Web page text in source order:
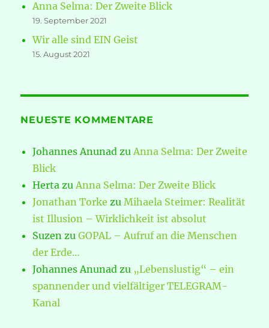
Anna Selma: Der Zweite Blick
19. September 2021
Wir alle sind EIN Geist
15. August 2021
NEUESTE KOMMENTARE
Johannes Anunad zu Anna Selma: Der Zweite
Blick
Herta zu Anna Selma: Der Zweite Blick
Jonathan Torke zu Mihaela Steimer: Realität
ist Illusion – Wirklichkeit ist absolut
Suzen zuGOPAL – Aufruf an die Menschen
der Erde…
Johannes Anunad zu „Lebenslustig“ – ein
spannender und vielfältiger TELEGRAM-
Kanal